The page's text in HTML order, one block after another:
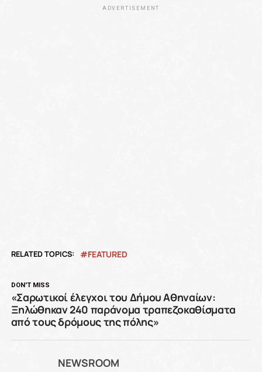
ADVERTISEMENT
RELATED TOPICS: FEATURED
DON'T MISS
«Σαρωτικοί έλεγχοι του Δήμου Αθηναίων:
Ξηλώθηκαν 240 παράνομα τραπεζοκαθίσματα
από τους δρόμους της πόλης»
NEWSROOM